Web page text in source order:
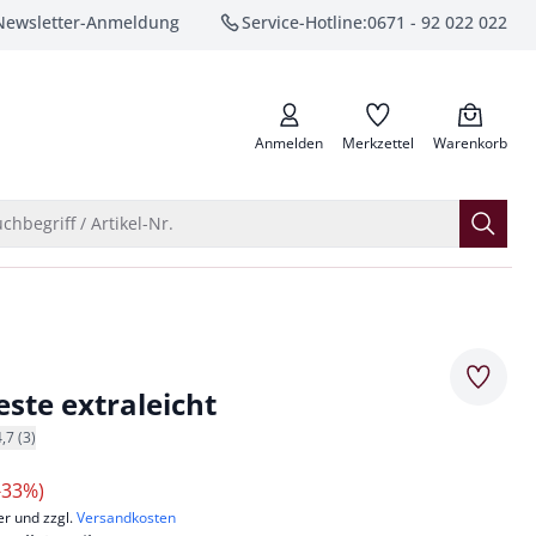
Anmeldung Service-Hotline:0671 - 92 022 022
anrufen
Anmelden Merkzettel Warenkorb
/ Artikel-Nr.
extraleicht
(3)
und zzgl.Versandkosten